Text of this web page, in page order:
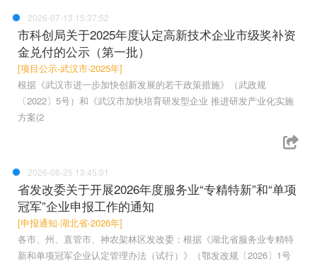
2026-07-13 15:37:52
市科创局关于2025年度认定高新技术企业市级奖补资
金兑付的公示（第一批）
[项目公示-武汉市-2025年]
根据《武汉市进一步加快创新发展的若干政策措施》（武政规
〔2022〕5号）和《武汉市加快培育研发型企业 推进研发产业化实施
方案(2
2026-06-25 13:45:01
省发改委关于开展2026年度服务业“专精特新”和“单项
冠军”企业申报工作的通知
[申报通知-湖北省-2026年]
各市、州、直管市、神农架林区发改委：根据《湖北省服务业专精特
新和单项冠军企业认定管理办法（试行）》（鄂发改规〔2026〕1号